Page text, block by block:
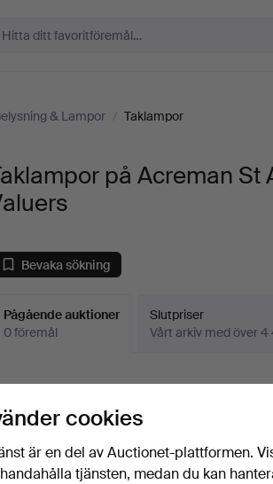
& Lampor / Taklampor
på Acreman St
Bevaka sökning
Pågående auktioner
0 föremål
Slutpriser
Vårt arkiv med över
“Bevaka sökning”
det kommer in.
cookies
är en del av Auctionet-plattformen.
tjänsten, medan du kan